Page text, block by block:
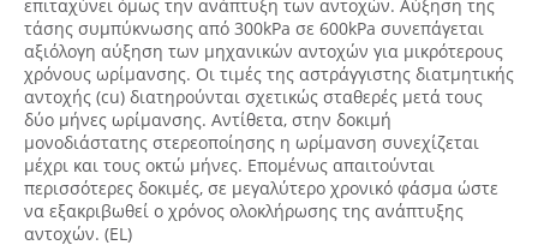
επιταχύνει όμως την ανάπτυξη των αντοχών. Αύξηση της
τάσης συμπύκνωσης από 300kPa σε 600kPa συνεπάγεται
αξιόλογη αύξηση των μηχανικών αντοχών για μικρότερους
χρόνους ωρίμανσης. Οι τιμές της αστράγγιστης διατμητικής
αντοχής (cu) διατηρούνται σχετικώς σταθερές μετά τους
δύο μήνες ωρίμανσης. Αντίθετα, στην δοκιμή
μονοδιάστατης στερεοποίησης η ωρίμανση συνεχίζεται
μέχρι και τους οκτώ μήνες. Επομένως απαιτούνται
περισσότερες δοκιμές, σε μεγαλύτερο χρονικό φάσμα ώστε
να εξακριβωθεί ο χρόνος ολοκλήρωσης της ανάπτυξης
αντοχών. (EL)